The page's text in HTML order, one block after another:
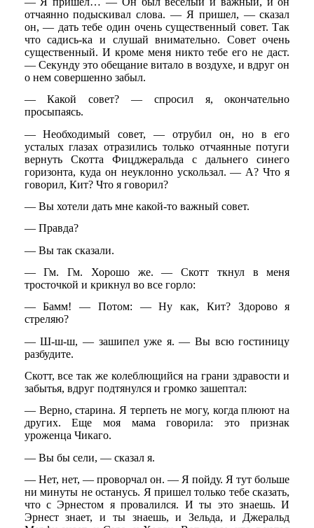
отчаянно подыскивал слова. — Я пришел, — сказал
он, — дать тебе один очень существенный совет. Так
что садись-ка и слушай внимательно. Совет очень
существенный. И кроме меня никто тебе его не даст.
— Секунду это обещание витало в воздухе, и вдруг он
о нем совершенно забыл.
— Какой совет? — спросил я, окончательно
просыпаясь.
— Необходимый совет, — отрубил он, но в его
усталых глазах отразились только отчаянные потуги
вернуть Скотта Фицджеральда с дальнего синего
горизонта, куда он неуклонно ускользал. — А? Что я
говорил, Кит? Что я говорил?
— Вы хотели дать мне какой-то важный совет.
— Правда?
— Вы так сказали.
— Гм. Гм. Хорошо же. — Скотт ткнул в меня
тросточкой и крикнул во все горло:
— Бамм! — Потом: — Ну как, Кит? Здорово я
стреляю?
— Ш-ш-ш, — зашипел уже я. — Вы всю гостиницу
разбудите.
Скотт, все так же колеблющийся на грани здравости и
забытья, вдруг подтянулся и громко зашептал:
— Верно, старина. Я терпеть не могу, когда плюют на
других. Еще моя мама говорила: это признак
уроженца Чикаго.
— Вы бы сели, — сказал я.
— Нет, нет, — проворчал он. — Я пойду. Я тут больше
ни минуты не останусь. Я пришел только тебе сказать,
что с Эрнестом я провалился. И ты это знаешь. И
Эрнест знает, и ты знаешь, и Зельда, и Джеральд